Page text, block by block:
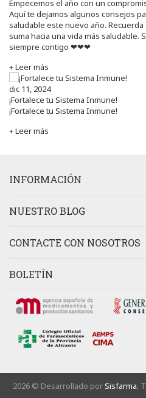
Empecemos el año con un
Aquí te dejamos algunos consejos
saludable este nuevo año.
suma hacia una vida más saludable.
siempre contigo ❤❤❤
+ Leer más
dic 11, 2024
¡Fortalece tu Sistema Inmune!
¡Fortalece tu Sistema Inmune!
+ Leer más
INFORMACIÓN
NUESTRO BLOG
CONTACTE CON NOSOTROS
BOLETÍN
2026 © Desarrollado porSisfarma.